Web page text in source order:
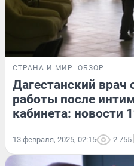
СТРАНА И МИР ОБЗОР
Дагестанский врач
работы после
кабинета: новости
13 февраля, 2025, 02:15 2 755